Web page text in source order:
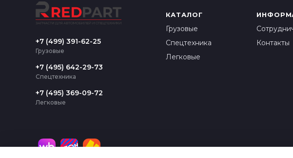
+7 (499) 391-62-25
Грузовые
+7 (495) 642-29-73
Спецтехника
+7 (495) 369-09-72
Легковые
КАТАЛОГ
Грузовые
Спецтехника
Легковые
Контакты